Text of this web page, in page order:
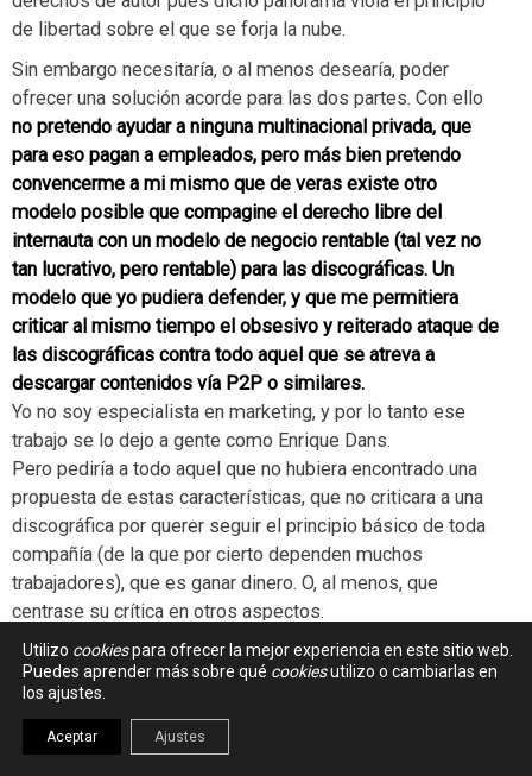
de libertad sobre el que se forja la nube.
Sin embargo necesitaría, o al menos desearía, poder
ofrecer una solución acorde para las dos partes. Con ello
no pretendo ayudar a ninguna multinacional privada, que
para eso pagan a empleados, pero más bien pretendo
convencerme a mi mismo que de veras existe otro
modelo posible que compagine el derecho libre del
internauta con un modelo de negocio rentable (tal vez no
tan lucrativo, pero rentable) para las discográficas. Un
modelo que yo pudiera defender, y que me permitiera
criticar al mismo tiempo el obsesivo y reiterado ataque de
las discográficas contra todo aquel que se atreva a
descargar contenidos vía P2P o similares.
Yo no soy especialista en marketing, y por lo tanto ese
trabajo se lo dejo a gente como Enrique Dans.
Pero pediría a todo aquel que no hubiera encontrado una
propuesta de estas características, que no criticara a una
discográfica por querer seguir el principio básico de toda
compañía (de la que por cierto dependen muchos
trabajadores), que es ganar dinero. O, al menos, que
centrase su crítica en otros aspectos.
Por supuesto todo ello no deja de ser más que una opinión
muy personal.
Utilizo cookiespara ofrecer la mejor experiencia en este sitio web.
Puedes aprender más sobre qué cookiesutilizo o cambiarlas en
los ajustes.
Aceptar Ajustes